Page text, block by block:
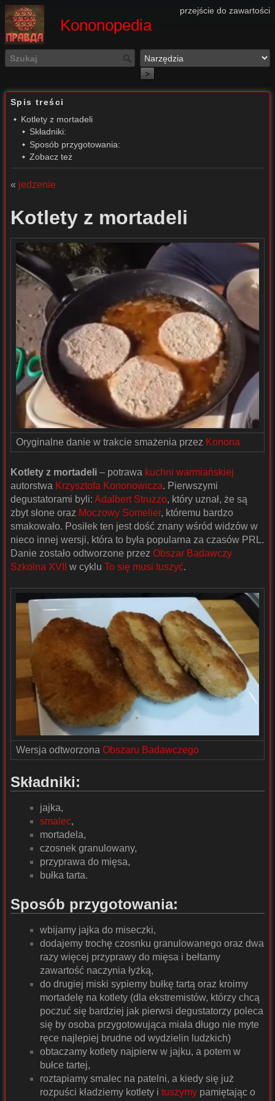
przejście do zawartości
Kononopedia
>
Spis treści
Kotlety z mortadeli
Składniki:
Sposób przygotowania:
Zobacz też
« jedzenie
Kotlety z mortadeli
Oryginalne danie w trakcie smażenia przez Konona
Kotlety z mortadeli – potrawa kuchni warmiańskiej
autorstwa Krzysztofa Kononowicza. Pierwszymi
degustatorami byli: Adalbert Struzzo, który uznał, że są
zbyt słone oraz Moczowy Somelier, któremu bardzo
smakowało. Posiłek ten jest dość znany wśród widzów w
nieco innej wersji, która to była popularna za czasów PRL.
Danie zostało odtworzone przez Obszar Badawczy
Szkolna XVII
w cyklu To się musi tuszyć.
Wersja odtworzona Obszaru Badawczego
Składniki:
jajka,
smalec,
mortadela,
czosnek granulowany,
przyprawa do mięsa,
bułka tarta.
Sposób przygotowania:
wbijamy jajka do miseczki,
dodajemy trochę czosnku granulowanego oraz dwa
razy więcej przyprawy do mięsa i bełtamy
zawartość naczynia łyżką,
do drugiej miski sypiemy bułkę tartą oraz kroimy
mortadelę na kotlety (dla ekstremistów, którzy chcą
poczuć się bardziej jak pierwsi degustatorzy poleca
się by osoba przygotowująca miała długo nie myte
ręce najlepiej brudne od wydzielin ludzkich)
obtaczamy kotlety najpierw w jajku, a potem w
bułce tartej,
roztapiamy smalec na patelni, a kiedy się już
rozpuści kładziemy kotlety i tuszymy pamiętając o